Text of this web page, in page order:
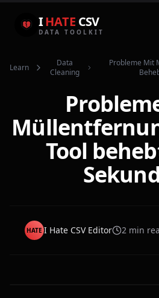
IHATE CSV
DATA TOOLKIT
Learn
Data
Cleaning
Probleme Mit
Tool
HATE I Hate CSV Editor 2 min